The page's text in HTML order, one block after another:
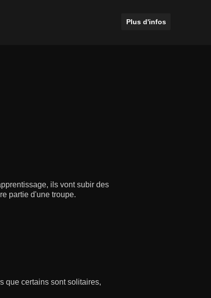
Plus d'infos
ils vont subir des
partie d'une troupe.
que certains sont solitaires,